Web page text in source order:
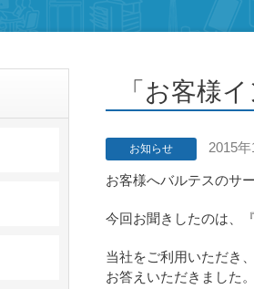
「お客様
お知らせ 2015
お客様へバルテスのサ
今回お聞きしたのは、
当社をご利用いただき
お答えいただきました